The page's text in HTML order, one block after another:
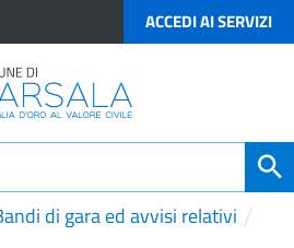
ACCEDI AI SERVIZI
di gara ed avvisi relativi